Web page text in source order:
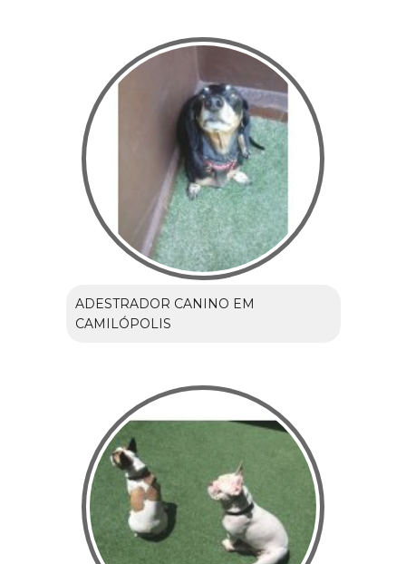
ADESTRADOR CANINO EM
CAMILÓPOLIS